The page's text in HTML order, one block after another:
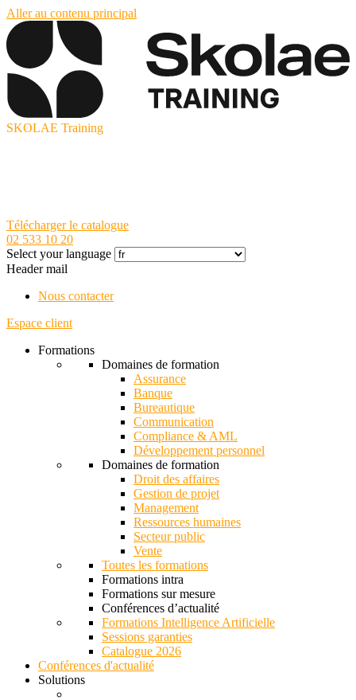
Aller au contenu principal
SKOLAE Training
Télécharger le catalogue
02 533 10 20
Select your language
Header mail
Nous contacter
Espace client
Formations
Domaines de formation
Assurance
Banque
Bureautique
Communication
Compliance & AML
Développement personnel
Domaines de formation
Droit des affaires
Gestion de projet
Management
Ressources humaines
Secteur public
Vente
Toutes les formations
Formations intra
Formations sur mesure
Conférences d’actualité
Formations Intelligence Artificielle
Sessions garanties
Catalogue 2026
Conférences d'actualité
Solutions